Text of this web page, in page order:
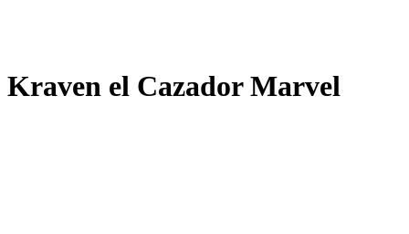
Kraven el Cazador Marvel